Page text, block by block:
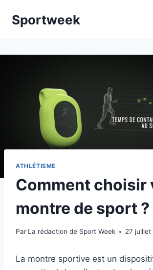
Sportweek
ATHLÉTISME
Comment choisir
montre de sport ?
Par La rédaction de Sport Week 27 juillet
La montre sportive est un